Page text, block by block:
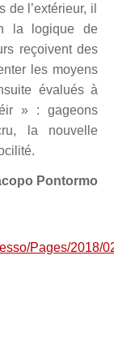
de l’extérieur, il
la logique de
reçoivent des
les moyens
évalués à
» :gageons
la nouvelle
Pontormo
Pages/